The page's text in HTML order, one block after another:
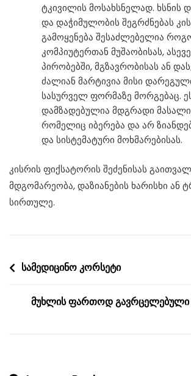
ტკივილის მოსახსნელად.
და დაჭიმულობის შეგრძნებას
გამოყენება შესაძლებელია
კომპიუტერთან მუშაობისას,
პირობებში, მგზავრობისას ან
ძალიან მარტივია მისი
სასურველ ფორმაზე მორგებაც.
დამზადებულია მდგრადი
რომელიც იბერება და არ
და სისტემატური მოხმარებისას.
კისრის ფიქსატორის შეძენისას
მდგომარეობა, დაზიანების ხარისხი ან
სირთულე.
Post
სამედიცინო კორსეტი
მუხლის ფართოდ გავრცელებული